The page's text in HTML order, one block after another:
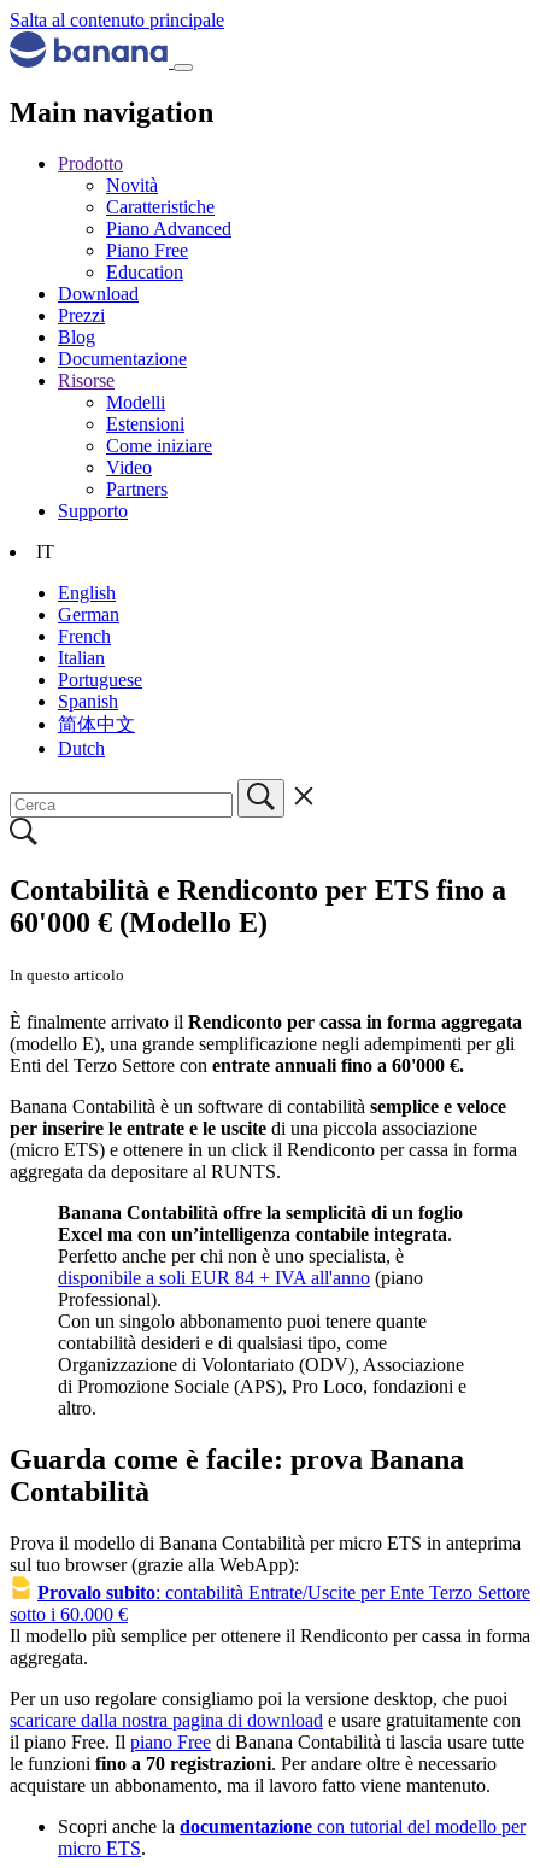
Salta al contenuto principale
Main navigation
Prodotto
Novità
Caratteristiche
Piano Advanced
Piano Free
Education
Download
Prezzi
Blog
Documentazione
Risorse
Modelli
Estensioni
Come iniziare
Video
Partners
Supporto
IT
English
German
French
Italian
Portuguese
Spanish
简体中文
Dutch
Contabilità e Rendiconto per ETS fino a
60'000 € (Modello E)
In questo articolo
È finalmente arrivato il Rendiconto per cassa in forma aggregata
(modello E), una grande semplificazione negli adempimenti per gli
Enti del Terzo Settore con entrate annuali fino a 60'000 €.
Banana Contabilità è un software di contabilità semplice e veloce
per inserire le entrate e le uscite di una piccola associazione
(micro ETS) e ottenere in un click il Rendiconto per cassa in forma
aggregata da depositare al RUNTS.
Banana Contabilità offre la semplicità di un foglio
Excel ma con un’intelligenza contabile integrata.
Perfetto anche per chi non è uno specialista, è
disponibile a soli EUR 84 + IVA all'anno (piano
Professional).
Con un singolo abbonamento puoi tenere quante
contabilità desideri e di qualsiasi tipo, come
Organizzazione di Volontariato (ODV), Associazione
di Promozione Sociale (APS), Pro Loco, fondazioni e
altro.
Guarda come è facile: prova Banana
Contabilità
Prova il modello di Banana Contabilità per micro ETS in anteprima
sul tuo browser (grazie alla WebApp):
Provalo subito: contabilità Entrate/Uscite per Ente Terzo Settore
sotto i 60.000 €
Il modello più semplice per ottenere il Rendiconto per cassa in forma
aggregata.
Per un uso regolare consigliamo poi la versione desktop, che puoi
scaricare dalla nostra pagina di download e usare gratuitamente con
il piano Free. Il piano Free di Banana Contabilità ti lascia usare tutte
le funzioni fino a 70 registrazioni. Per andare oltre è necessario
acquistare un abbonamento, ma il lavoro fatto viene mantenuto.
Scopri anche la documentazione con tutorial del modello per
micro ETS.